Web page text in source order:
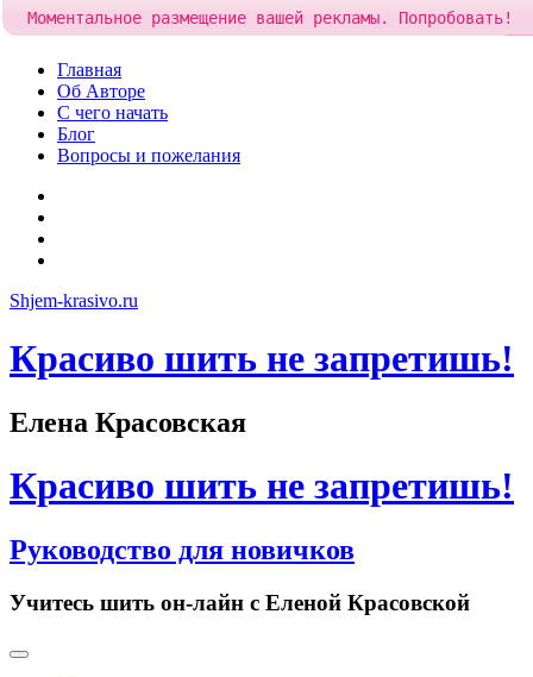
Skip
content
Главная
Об Авторе
С чего начать
Блог
Вопросы и пожелания
Shjem-krasivo.ru
Красиво шить не запретишь!
Елена Красовская
Красиво шить не запретишь!
Руководство для новичков
Учитесь шить он-лайн с Еленой Красовской
Primary
Моментальное размещение вашей рекламы. Попробовать!